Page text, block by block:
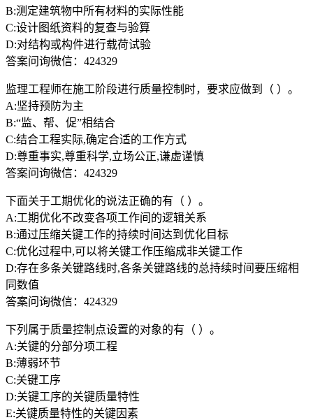
B:测定建筑物中所有材料的实际性能
C:设计图纸资料的复查与验算
D:对结构或构件进行载荷试验
答案问询微信：424329
监理工程师在施工阶段进行质量控制时，要求应做到（ ）。
A:坚持预防为主
B:“监、帮、促”相结合
C:结合工程实际,确定合适的工作方式
D:尊重事实,尊重科学,立场公正,谦虚谨慎
答案问询微信：424329
下面关于工期优化的说法正确的有（ ）。
A:工期优化不改变各项工作间的逻辑关系
B:通过压缩关键工作的持续时间达到优化目标
C:优化过程中,可以将关键工作压缩成非关键工作
D:存在多条关键路线时,各条关键路线的总持续时间要压缩相
同数值
答案问询微信：424329
下列属于质量控制点设置的对象的有（ ）。
A:关键的分部分项工程
B:薄弱环节
C:关键工序
D:关键工序的关键质量特性
E:关键质量特性的关键因素